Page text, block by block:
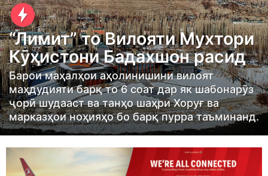
y
e
a
r
s
a
g
o
2
y
“Лимит” то Вилояти Мухтори
Кӯҳистони Бадахшон расид
Барои маҳалҳои аҳолинишини вилоят
маҳдудияти барқ то 6 соат дар як шабонарӯз
ҷорӣ шудааст ва танҳо шаҳри Хоруғ ва
марказҳои ноҳияҳо бо барқ пурра таъминанд.